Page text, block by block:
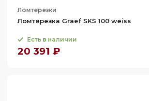
Ломтерезки
Ломтерезка Graef SKS 100 weiss
Есть в наличии
20 391 ₽